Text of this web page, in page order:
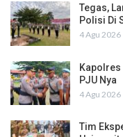
Tegas,
Polisi Di
4 Agu 2026
PJU Nya
4 Agu 2026
Tim